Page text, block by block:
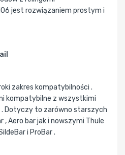
jest rozwiązaniem prostym i
zakres kompatybilności .
kompatybilne z wszystkimi
. Dotyczy to zarówno starszych
, Aero bar jak i nowszymi Thule
i ProBar .